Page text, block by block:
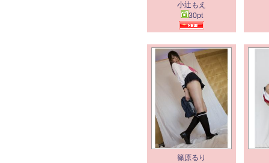
小辻もえ
30pt
篠原るり